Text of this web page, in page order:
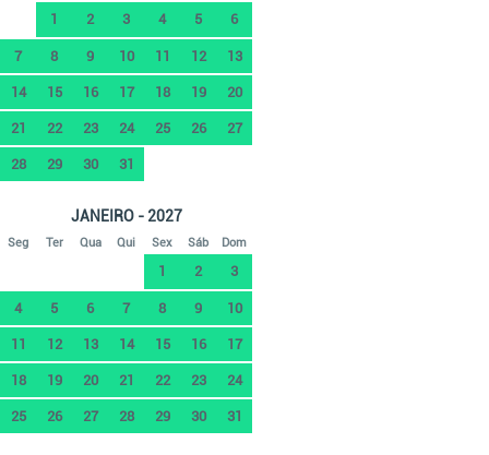
1 2 3 4 5 6
7 8 9 10 11 12 13
14 15 16 17 18 19 20
21 22 23 24 25 26 27
28 29 30 31
JANEIRO - 2027
Seg Ter Qua Qui Sex Sáb Dom
1 2 3
4 5 6 7 8 9 10
11 12 13 14 15 16 17
18 19 20 21 22 23 24
25 26 27 28 29 30 31